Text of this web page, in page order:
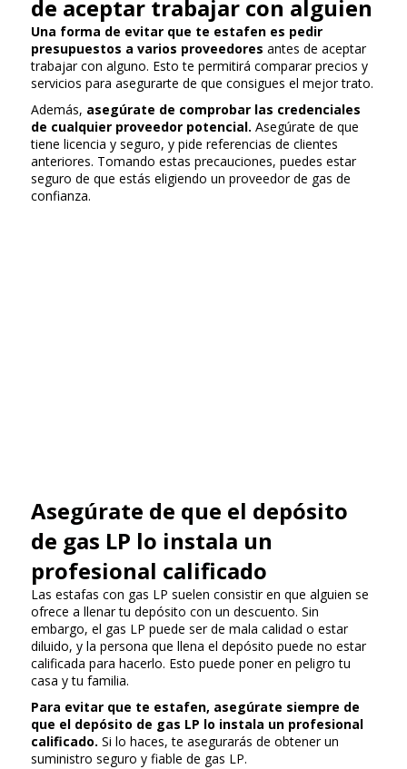
de aceptar trabajar con alguien
Una forma de evitar que te estafen es pedir
presupuestos a varios proveedores antes de aceptar
trabajar con alguno. Esto te permitirá comparar precios y
servicios para asegurarte de que consigues el mejor trato.
Además, asegúrate de comprobar las credenciales
de cualquier proveedor potencial. Asegúrate de que
tiene licencia y seguro, y pide referencias de clientes
anteriores. Tomando estas precauciones, puedes estar
seguro de que estás eligiendo un proveedor de gas de
confianza.
Asegúrate de que el depósito
de gas LP lo instala un
profesional calificado
Las estafas con gas LP suelen consistir en que alguien se
ofrece a llenar tu depósito con un descuento. Sin
embargo, el gas LP puede ser de mala calidad o estar
diluido, y la persona que llena el depósito puede no estar
calificada para hacerlo. Esto puede poner en peligro tu
casa y tu familia.
Para evitar que te estafen, asegúrate siempre de
que el depósito de gas LP lo instala un profesional
calificado. Si lo haces, te asegurarás de obtener un
suministro seguro y fiable de gas LP.